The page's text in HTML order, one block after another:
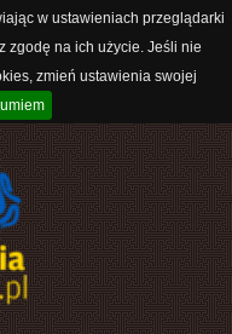
w ustawieniach przeglądarki
zgodę na ich użycie. Jeśli nie
zmień ustawienia swojej